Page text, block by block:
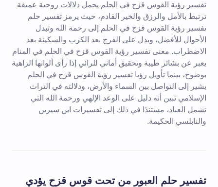
تفسير رؤية القوس قزح في الحلم يحمل دلالات روحية عميقة
ترتبط بالأمل والرزق والخير القادم، حيث يرمز تفسير حلم
تفسير رؤية القوس قزح في الحلم إلى رحمة الله وتبدل
الأحوال للأفضل، ويدل على الفرج بعد الكرب والسكينة بعد
الاضطراب. معنى تفسير رؤية القوس قزح في الحلم في المنام
يعبر عن بشائر طيبة وتحقيق أماني للرائي إذا رأى ألوانها الزاهية
بوضوح، بينما تأويل رؤيا تفسير رؤية القوس قزح في الحلم
يشير إلى التواصل بين السماء والأرض، ودلالته في التراث
الإسلامي تبين أنه دليل على الوعد الإلهي ورحمة الله التي
تشمل العباد، مستندًا في ذلك إلى تفسيرات ابن سيرين
والنابلسي الحكيمة.
تفسير حلم العبور من تحت قوس قزح يؤدي